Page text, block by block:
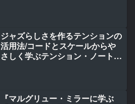
ジャズらしさを作るテンションの
活用法/コードとスケールからや
さしく学ぶテンション・ノート講
『マルグリュー・ミラーに学ぶ